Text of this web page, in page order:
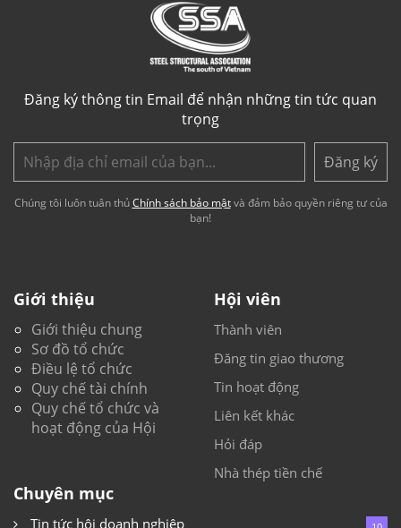
Đăng ký thông tin Email để nhận những tin tức quan
trọng
Đăng ký
Chúng tôi luôn tuân thủChính sách bảo mậtvà đảm bảo quyền riêng tư của
bạn!
Giới thiệu
Giới thiệu chung
Sơ đồ tổ chức
Điều lệ tổ chức
Quy chế tài chính
Quy chế tổ chức và
hoạt động của Hội
Hội viên
Thành viên
Đăng tin giao thương
Tin hoạt động
Liên kết khác
Hỏi đáp
Nhà thép tiền chế
Chuyên mục
Tin tức hội doanh nghiệp